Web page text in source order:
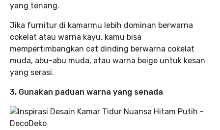
yang tenang.
Jika furnitur di kamarmu lebih dominan berwarna
cokelat atau warna kayu, kamu bisa
mempertimbangkan cat dinding berwarna cokelat
muda, abu-abu muda, atau warna beige untuk kesan
yang serasi.
3. Gunakan paduan warna yang senada